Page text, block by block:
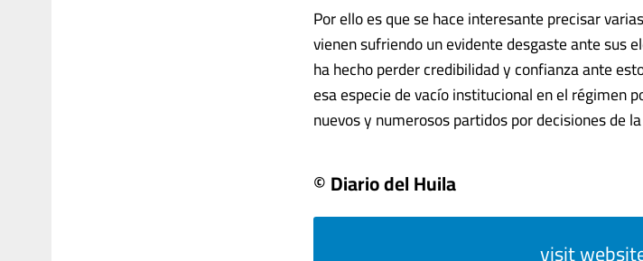
Por ello es que se hace interesante precisar
vienen sufriendo un evidente desgaste ante sus
ha hecho perder credibilidad y confianza ante
esa especie de vacío institucional en el régimen
nuevos y numerosos partidos por decisiones de
© Diario del Huila